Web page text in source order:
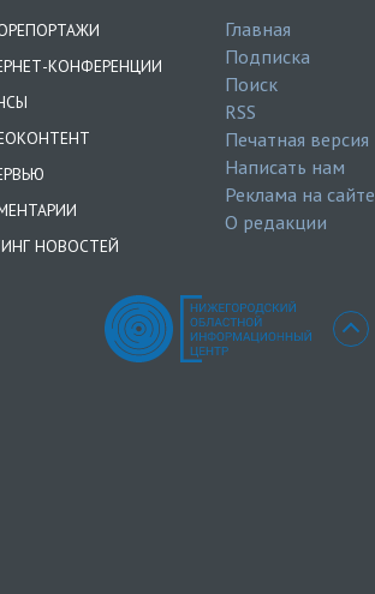
КОНФЕРЕНЦИИ
НОВОСТЕЙ
Главная
Подписка
Поиск
RSS
Печатная версия
Написать нам
Реклама на сайте
О редакции